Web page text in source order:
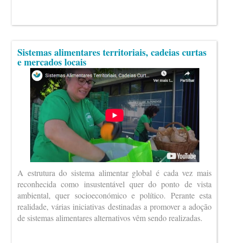
Sistemas alimentares territoriais, cadeias curtas
e mercados locais
A estrutura do sistema alimentar global é cada vez mais
reconhecida como insustentável quer do ponto de vista
ambiental, quer socioeconómico e político. Perante esta
realidade, várias iniciativas destinadas a promover a adoção
de sistemas alimentares alternativos vêm sendo realizadas.